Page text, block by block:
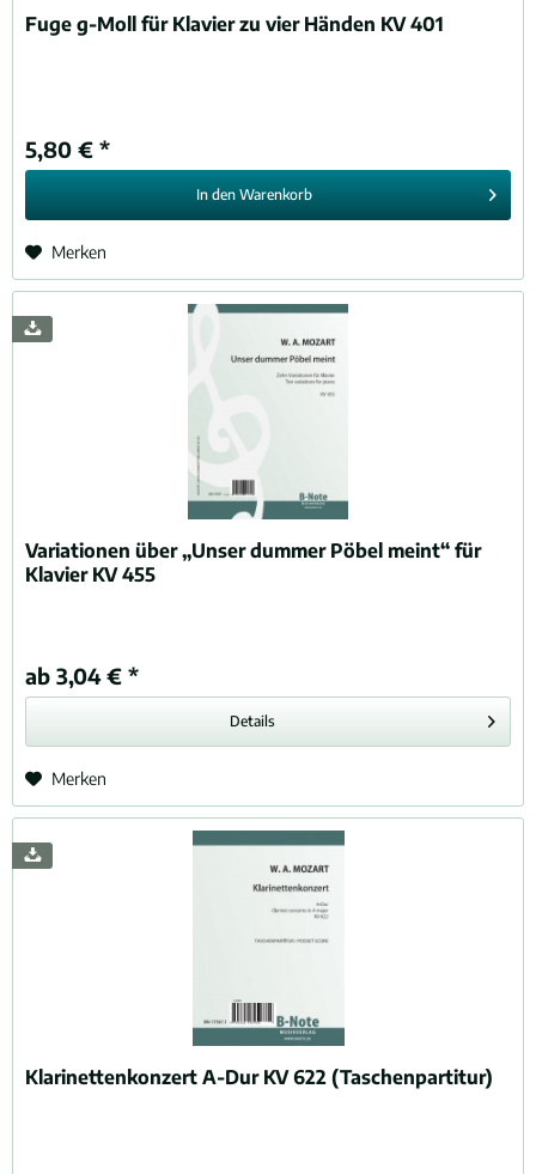
Fuge g-Moll für Klavier zu vier Händen KV 401
5,80 € *
In den Warenkorb
Merken
Variationen über „Unser dummer Pöbel meint“ für
Klavier KV 455
ab 3,04 € *
Details
Merken
Klarinettenkonzert A-Dur KV 622 (Taschenpartitur)